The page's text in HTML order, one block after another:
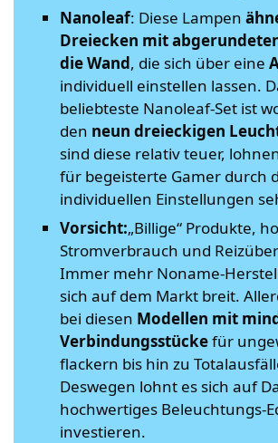
Nanoleaf: Diese Lampen
Dreiecken mit
die Wand, die sich über eine
individuell einstellen lassen.
beliebteste Nanoleaf-Set ist
den neun dreieckigen
sind diese relativ teuer,
für begeisterte Gamer durch
individuellen Einstellungen
Vorsicht:„Billige“ Produkte,
Stromverbrauch und
Immer mehr Noname-
sich auf dem Markt breit.
bei diesen Modellen mit
Verbindungsstückefür
flackern bis hin zu
Deswegen lohnt es sich auf
hochwertiges Beleuchtungs-
investieren.